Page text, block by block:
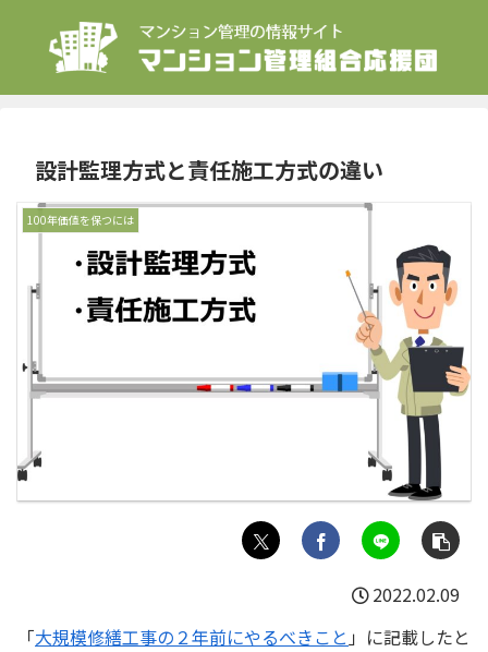
設計監理方式と責任施工方式の違い
100年価値を保つには
2022.02.09
「大規模修繕工事の２年前にやるべきこと 」に記載したと